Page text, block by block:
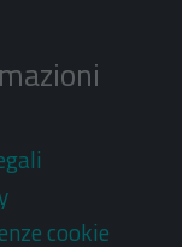
cookie